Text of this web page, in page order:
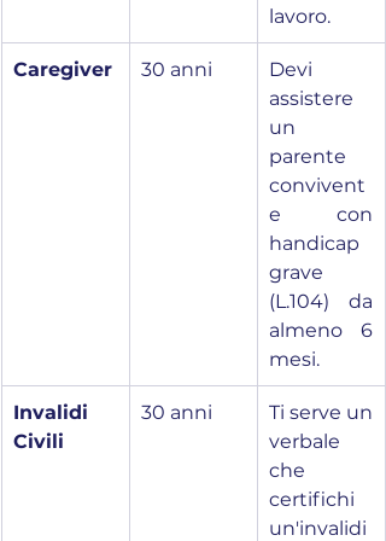
lavoro.
Caregiver 30 anni
Devi
assistere
un
parente
convivent
e con
handicap
grave
(L.104) da
almeno 6
mesi.
Invalidi
Civili
30 anni
Ti serve un
verbale
che
certifichi
un'invalidi